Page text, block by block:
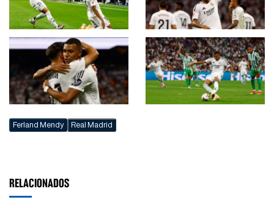
Ferland Mendy Real Madrid
RELACIONADOS